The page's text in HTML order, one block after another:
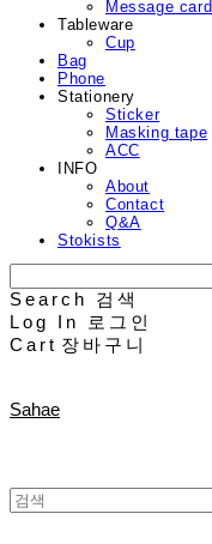
Message card
Tableware
Cup
Bag
Phone
Stationery
Sticker
Masking tape
ACC
INFO
About
Contact
Q&A
Stokists
Search
검색
Log In
로그인
Cart 장바구니
Sahae